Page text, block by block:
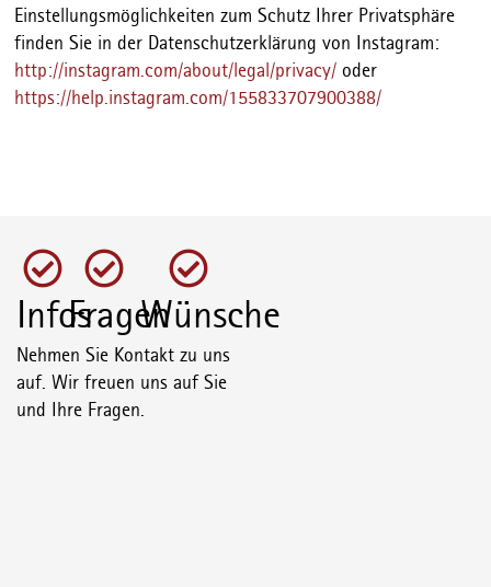
Einstellungsmöglichkeiten zum Schutz Ihrer Privatsphäre
finden Sie in der Datenschutzerklärung von Instagram:
http://instagram.com/about/legal/privacy/ oder
https://help.instagram.com/155833707900388/
InfosFragenWünsche
Nehmen Sie Kontakt zu uns
auf. Wir freuen uns auf Sie
und Ihre Fragen.